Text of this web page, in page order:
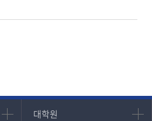
대학원
대학원